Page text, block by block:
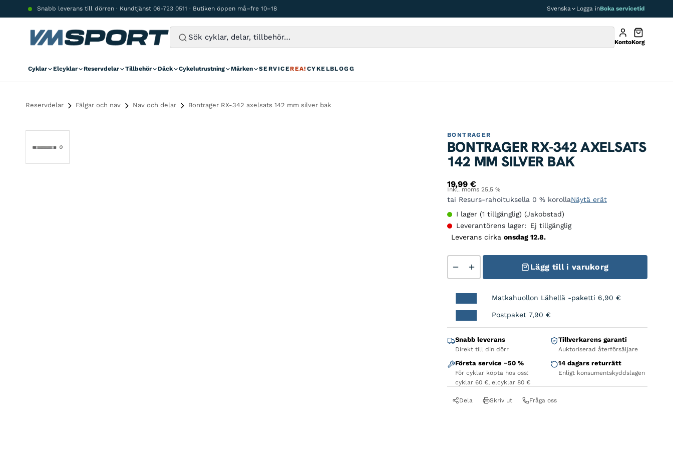
Hoppa till innehållSnabb leverans till dörren · Kundtjänst 06-723 0511 · Butiken öppen må–fre 10–18 Svenska Logga inBoka servicetid
KontoKorg
Cyklar Elcyklar Reservdelar Tillbehör Däck Cykelutrustning Märken SERVICEREA! CYKELBLOGG
Reservdelar Fälgar och nav Nav och delar Bontrager RX-342 axelsats 142 mm silver bak
BONTRAGER
BONTRAGER RX-342 AXELSATS
142 MM SILVER BAK
19,99 €
Inkl. moms 25,5 %
tai Resurs-rahoituksella 0 % korollaNäytä erät
I lager (1 tillgänglig) (Jakobstad)
Leverantörens lager:
Ej tillgänglig
Leverans cirka onsdag 12.8.
Lägg till i varukorg
Matkahuollon Lähellä -paketti 6,90 €
Postpaket 7,90 €
Snabb leverans
Direkt till din dörr
Tillverkarens garanti
Auktoriserad återförsäljare
Första service −50 %
För cyklar köpta hos oss:
cyklar 60 €, elcyklar 80 €
14 dagars returrätt
Enligt konsumentskyddslagen
Dela Skriv ut Fråga oss